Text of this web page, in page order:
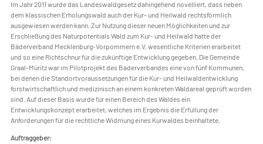
Im Jahr 2011 wurde das Landeswaldgesetz dahingehend novelliert, dass neben
dem klassischen Erholungswald auch der Kur- und Heilwald rechtsförmlich
ausgewiesen werden kann. Zur Nutzung dieser neuen Möglichkeiten und zur
Erschließung des Naturpotentials Wald zum Kur- und Heilwald hatte der
Bäderverband Mecklenburg-Vorpommern e.V. wesentliche Kriterien erarbeitet
und so eine Richtschnur für die zukünftige Entwicklung gegeben. Die Gemeinde
Graal-Müritz war im Pilotprojekt des Bäderverbandes eine von fünf Kommunen,
bei denen die Standortvoraussetzungen für die Kur- und Heilwaldentwicklung
forstwirtschaftlich und medizinisch an einem konkreten Waldareal geprüft worden
sind. Auf dieser Basis wurde für einen Bereich des Waldes ein
Entwicklungskonzept erarbeitet, welches im Ergebnis die Erfüllung der
Anforderungen für die rechtliche Widmung eines Kurwaldes beinhaltete.
Auftraggeber: